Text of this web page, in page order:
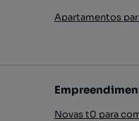
Apartamentos
Novas t0 para